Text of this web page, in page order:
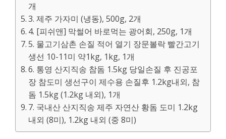
개
3. 제주 가자미 (냉동), 500g, 2개
4. [피쉬앤] 막썰어 바로먹는 광어회, 250g, 1개
5. 물고기삼촌 손질 적어 열기 장문볼락 빨간고기
생선 10-11미 약1kg, 1kg, 1개
6. 통영 산지직송 참돔 1.5kg 당일손질 후 진공포
장 참도미 생선구이 제수용 손질후 1.2kg내외, 참
돔 1.5kg (1.2kg 내외), 1개
7. 국내산 산지직송 제주 자연산 황돔 도미 1.2kg
내외 (8미), 1.2kg 내외 (중 8미)